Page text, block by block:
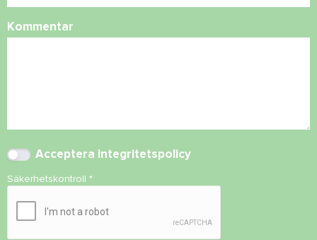
Kommentar
Acceptera integritetspolicy
Säkerhetskontroll *